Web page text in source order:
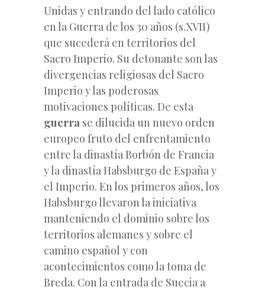
Unidas y entrando del lado católico
en la Guerra de los 30 años (s.XVII)
que sucederá en territorios del
Sacro Imperio. Su detonante son las
divergencias religiosas del Sacro
Imperio y las poderosas
motivaciones políticas. De esta
guerra se dilucida un nuevo orden
europeo fruto del enfrentamiento
entre la dinastía Borbón de Francia
y la dinastía Habsburgo de España y
el Imperio. En los primeros años, los
Habsburgo llevaron la iniciativa
manteniendo el dominio sobre los
territorios alemanes y sobre el
camino español y con
acontecimientos como la toma de
Breda. Con la entrada de Suecia a